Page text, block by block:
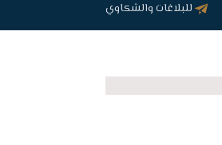
للبلاغات والشكاوي